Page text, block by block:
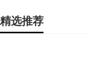
精选推荐